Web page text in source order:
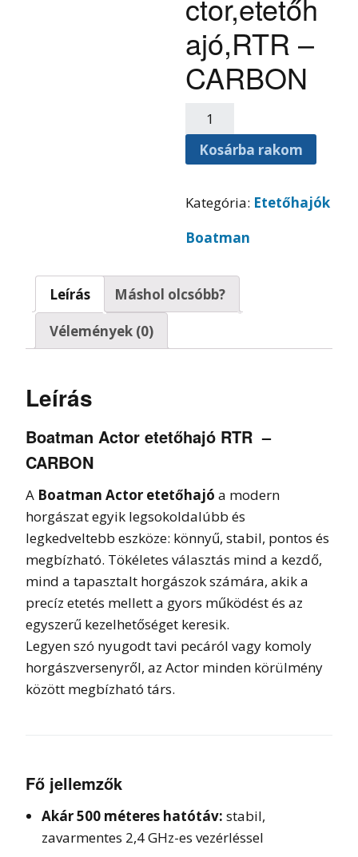
ctor,etetőh
ajó,RTR –
CARBON
Kosárba rakom
Kategória: Etetőhajók
Boatman
Leírás
Máshol olcsóbb?
Vélemények (0)
Leírás
Boatman Actor etetőhajó RTR –
CARBON
A Boatman Actor etetőhajó a modern
horgászat egyik legsokoldalúbb és
legkedveltebb eszköze: könnyű, stabil, pontos és
megbízható. Tökéletes választás mind a kezdő,
mind a tapasztalt horgászok számára, akik a
precíz etetés mellett a gyors működést és az
egyszerű kezelhetőséget keresik.
Legyen szó nyugodt tavi pecáról vagy komoly
horgászversenyről, az Actor minden körülmény
között megbízható társ.
Fő jellemzők
Akár 500 méteres hatótáv: stabil,
zavarmentes 2,4 GHz-es vezérléssel